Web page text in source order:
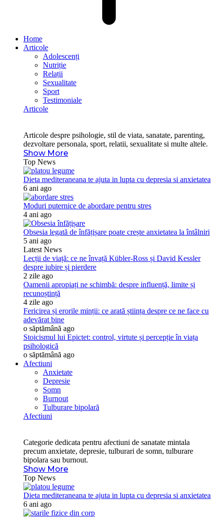
Home
Articole
Adolescenți
Nutriție
Relații
Sexualitate
Sport
Testimoniale
Articole
Articole despre psihologie, stil de viata, sanatate, parenting,
dezvoltare personala, sport, relatii, sexualitate si multe altele.
Show More
Top News
Dieta mediteraneana te ajuta in lupta cu depresia si anxietatea
6 ani ago
Moduri puternice de abordare pentru stres
4 ani ago
Obsesia legată de înfățișare poate crește anxietatea la întâlniri
5 ani ago
Latest News
Lecții de viață: ce ne învață Kübler-Ross și David Kessler
despre iubire și pierdere
2 zile ago
Oamenii apropiați ne schimbă: despre influență, limite și
recunoștință
4 zile ago
Fericirea și erorile minții: ce arată știința despre ce ne face cu
adevărat bine
o săptămână ago
Stoicismul lui Epictet: control, virtute și percepție în viața
psihologică
o săptămână ago
Afectiuni
Anxietate
Depresie
Somn
Burnout
Tulburare bipolară
Afectiuni
Categorie dedicata pentru afectiuni de sanatate mintala
precum anxietate, depresie, tulburari de somn, tulburare
bipolara sau burnout.
Show More
Top News
Dieta mediteraneana te ajuta in lupta cu depresia si anxietatea
6 ani ago